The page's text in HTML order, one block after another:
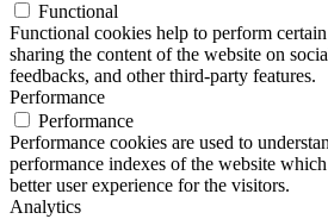
Functional
Functional cookies help to perform
sharing the content of the website on
feedbacks, and other third-party features.
Performance
Performance
Performance cookies are used to
performance indexes of the website
better user experience for the visitors.
Analytics